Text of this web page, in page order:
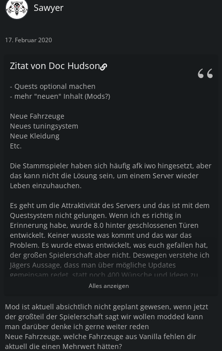
Sawyer
17. Februar 2020
Zitat von Doc Hudson
- Quests optional machen
- mehr "neuen" Inhalt (Mods?)
Neue Fahrzeuge
Neues tuningsystem
Neue Kleidung
Etc.
Die Stammspieler haben sich häufig afk iwo hingesetzt, aber
das kann nicht die Lösung sein, um einem Server wieder
Leben einzuhauchen.
Es geht um die Attraktivität des Servers und das ist mit dem
Questsystem nicht gelungen. Wenn ich es richtig in
Erinnerung habe, wurde 8.0 hinter geschlossenen Türen
entwickelt. Keiner wusste was kommt und das war das
Problem. Es wurde etwas entwickelt, was euch gefallen hat,
der großen Spielerschaft aber nicht. Deswegen verstehe ich
Jägers Aussage, dass man über mögliche Updates
gemeinsam redet, statt noch 400 Wünsche und Ideen zu
nennen, die für euch dann nicht vorrangig sind.
Alles anzeigen
Mod ist aktuell absichtlich nicht geplant gewesen, wenn jetzt
der großteil der Spielerschaft sagt wir wollen modded kann
man darüber denke ich gerne weiter reden
Neue Fahrzeuge, welche Fahrzeuge aus Vanilla fehlen dir
aktuell die einen Mehrwert hätten?